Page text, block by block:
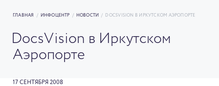
ГЛАВНАЯ / ИНФОЦЕНТР / НОВОСТИ / DOCSVISION В ИРКУТСКОМ АЭРОПОРТЕ
DocsVision в Иркутском
Аэропорте
17 СЕНТЯБРЯ 2008